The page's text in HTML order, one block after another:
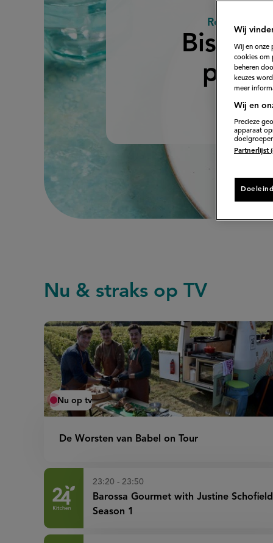
Recept van
:
Bekijk
Nu & straks op TV
De Worsten van Babel on Tour
Nu op tv
23:20 - 23:50
Barossa Gourmet with Justine
Season 1
Wij
Wij en onze
cookies om
beheren
keuzes
meer
Wij en
Precieze
apparaat
Partnerlijst